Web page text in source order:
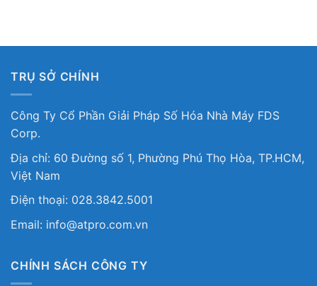
TRỤ SỞ CHÍNH
Công Ty Cổ Phần Giải Pháp Số Hóa Nhà Máy FDS
Corp.
Địa chỉ: 60 Đường số 1, Phường Phú Thọ Hòa, TP.HCM,
Việt Nam
Điện thoại: 028.3842.5001
Email: info@atpro.com.vn
CHÍNH SÁCH CÔNG TY